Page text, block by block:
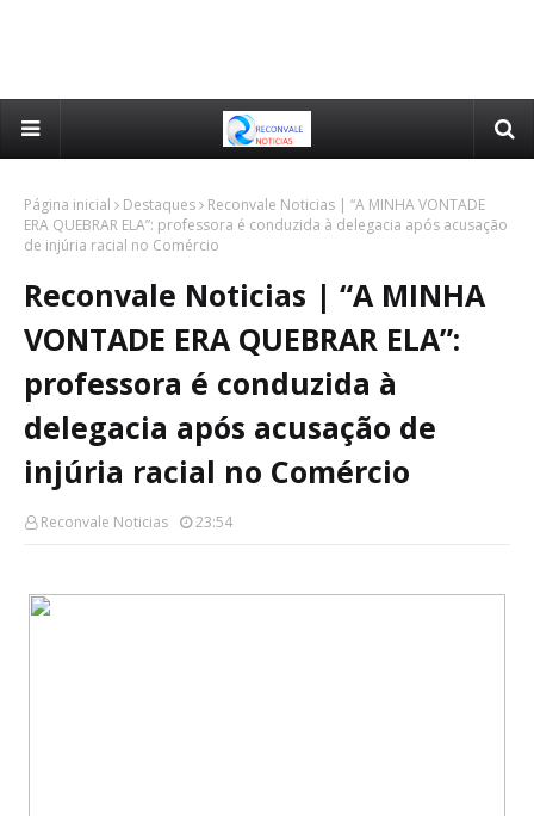
Página inicial Destaques
Reconvale Noticias | “A MINHA VONTADE
ERA QUEBRAR ELA”: professora é conduzida à delegacia após acusação
de injúria racial no Comércio
Reconvale Noticias | “A MINHA
VONTADE ERA QUEBRAR ELA”:
professora é conduzida à
delegacia após acusação de
injúria racial no Comércio
Reconvale Noticias 23:54